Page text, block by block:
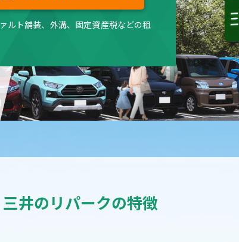
ト舗装、外溝、固定資産税などの租
三井のリパークの特徴